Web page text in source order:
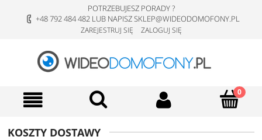
POTRZEBUJESZ PORADY ?
+48 792 484 482 LUB NAPISZ SKLEP@WIDEODOMOFONY.PL
ZAREJESTRUJ SIĘ ZALOGUJ SIĘ
KOSZTY DOSTAWY